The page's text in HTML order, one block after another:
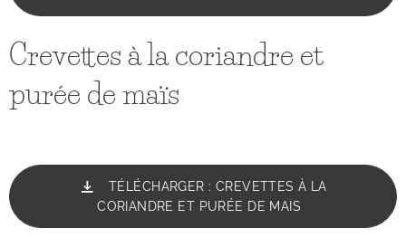
Crevettes à la coriandre et
purée de maïs
TÉLÉCHARGER : CREVETTES À LA
CORIANDRE ET PURÉE DE MAIS